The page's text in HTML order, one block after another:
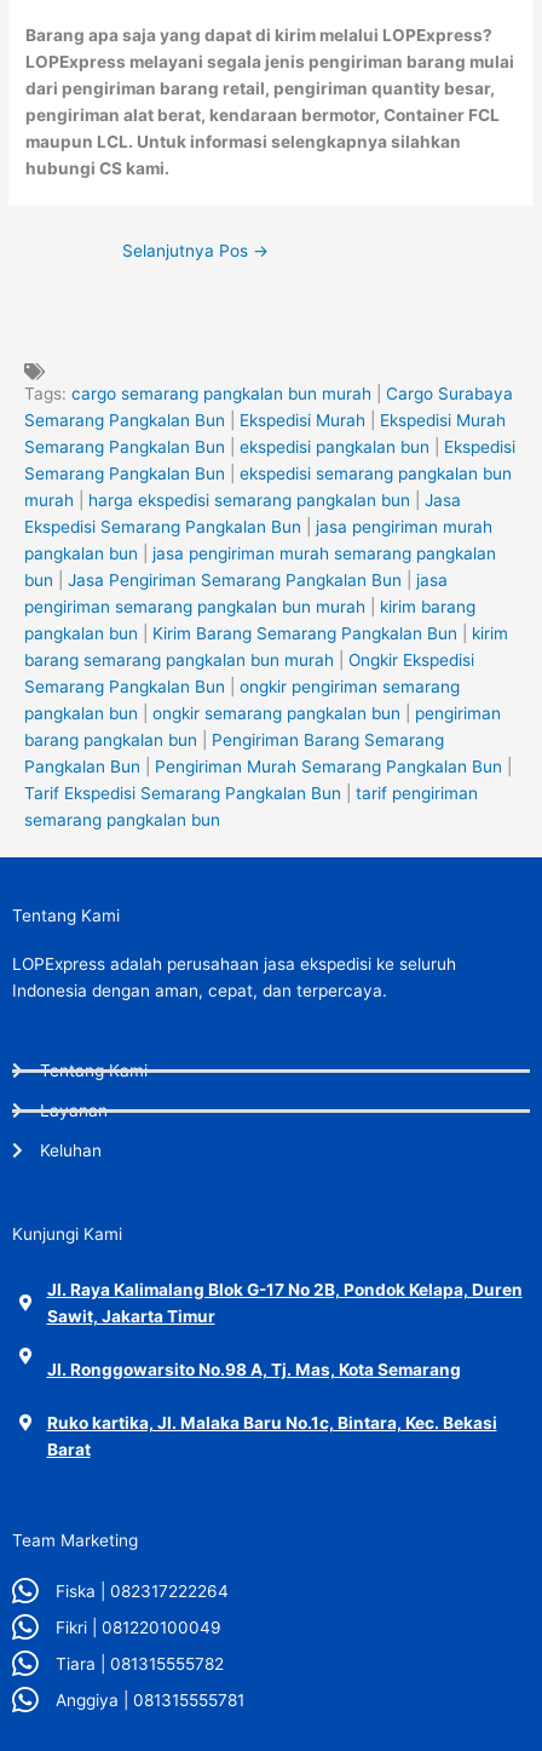
Barang apa saja yang dapat di kirim melalui LOPExpress?
LOPExpress melayani segala jenis pengiriman barang mulai
dari pengiriman barang retail, pengiriman quantity besar,
pengiriman alat berat, kendaraan bermotor, Container FCL
maupun LCL. Untuk informasi selengkapnya silahkan
hubungi CS kami.
Selanjutnya Pos →
Tags: cargo semarang pangkalan bun murah
Cargo Surabaya
Semarang Pangkalan Bun
Ekspedisi Murah
Ekspedisi Murah
Semarang Pangkalan Bun
ekspedisi pangkalan bun
Ekspedisi
Semarang Pangkalan Bun
ekspedisi semarang pangkalan bun
murah
harga ekspedisi semarang pangkalan bun
Jasa
Ekspedisi Semarang Pangkalan Bun
jasa pengiriman murah
pangkalan bun
jasa pengiriman murah semarang pangkalan
bun
Jasa Pengiriman Semarang Pangkalan Bun
jasa
pengiriman semarang pangkalan bun murah
kirim barang
pangkalan bun
Kirim Barang Semarang Pangkalan Bun
kirim
barang semarang pangkalan bun murah
Ongkir Ekspedisi
Semarang Pangkalan Bun
ongkir pengiriman semarang
pangkalan bun
ongkir semarang pangkalan bun
pengiriman
barang pangkalan bun
Pengiriman Barang Semarang
Pangkalan Bun
Pengiriman Murah Semarang Pangkalan Bun
Tarif Ekspedisi Semarang Pangkalan Bun
tarif pengiriman
semarang pangkalan bun
Tentang Kami
LOPExpress adalah perusahaan jasa ekspedisi ke seluruh
Indonesia dengan aman, cepat, dan terpercaya.
Tentang Kami
Layanan
Keluhan
Kunjungi Kami
Jl. Raya Kalimalang Blok G-17 No 2B, Pondok Kelapa, Duren
Sawit, Jakarta Timur
Jl. Ronggowarsito No.98 A, Tj. Mas, Kota Semarang
Ruko kartika, Jl. Malaka Baru No.1c, Bintara, Kec. Bekasi
Barat
Team Marketing
Fiska | 082317222264
Fikri | 081220100049
Tiara | 081315555782
Anggiya | 081315555781